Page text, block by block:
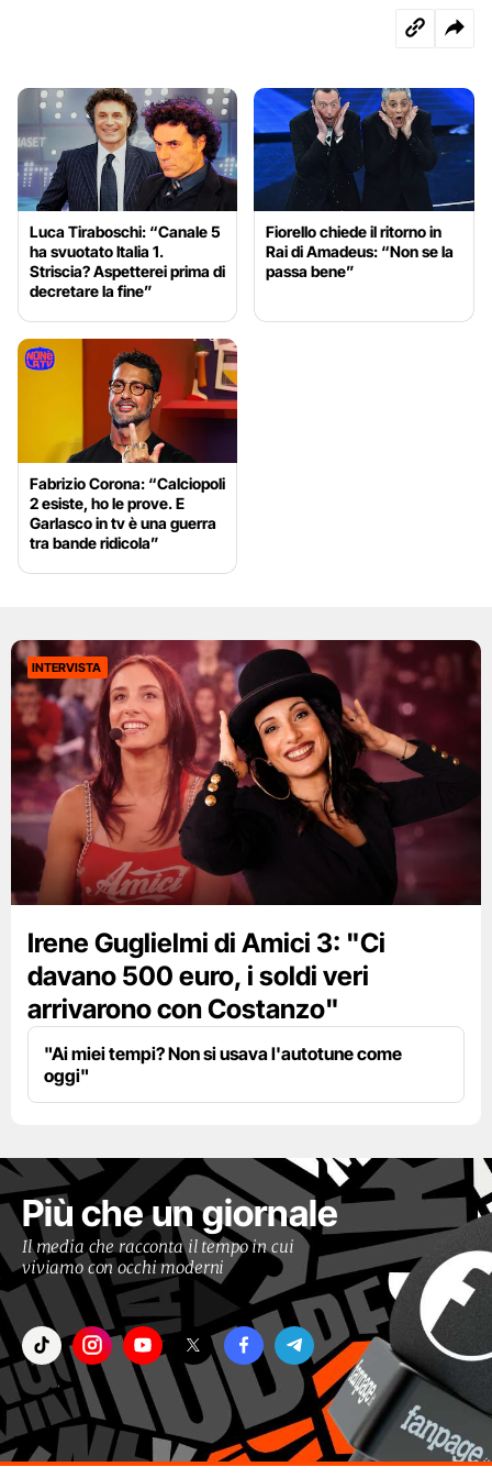
Luca Tiraboschi: “Canale 5
ha svuotato Italia 1.
Striscia? Aspetterei prima di
decretare la fine”
Fiorello chiede il ritorno in
Rai di Amadeus: “Non se la
passa bene”
Fabrizio Corona: “Calciopoli
2 esiste, ho le prove. E
Garlasco in tv è una guerra
tra bande ridicola”
INTERVISTA
Irene Guglielmi di Amici 3: "Ci
davano 500 euro, i soldi veri
arrivarono con Costanzo"
"Ai miei tempi? Non si usava l'autotune come
oggi"
Più che un giornale
Il media che racconta il tempo in cui
viviamo con occhi moderni